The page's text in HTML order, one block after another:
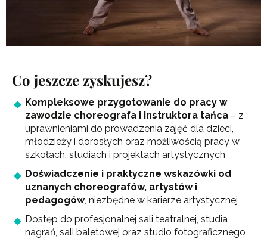
Co jeszcze zyskujesz?
Kompleksowe przygotowanie do pracy w
zawodzie choreografa i instruktora tańca – z
uprawnieniami do prowadzenia zajęć dla dzieci,
młodzieży i dorosłych oraz możliwością pracy w
szkołach, studiach i projektach artystycznych
Doświadczenie i praktyczne wskazówki od
uznanych choreografów, artystów i
pedagogów, niezbędne w karierze artystycznej
Dostęp do profesjonalnej sali teatralnej, studia
nagrań, sali baletowej oraz studio fotograficznego